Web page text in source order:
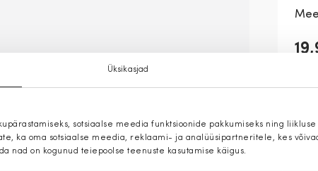
Üksikasjad
sotsiaalse meedia funktsioonide pakkumiseks ning
ka oma sotsiaalse meedia, reklaami- ja analüüsipartneritele, kes
nad on kogunud teiepoolse teenuste kasutamise käigus.